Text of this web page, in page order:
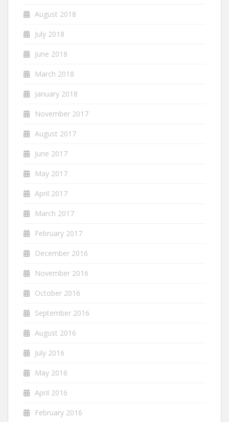
August 2018
July 2018
June 2018
March 2018
January 2018
November 2017
August 2017
June 2017
May 2017
April 2017
March 2017
February 2017
December 2016
November 2016
October 2016
September 2016
August 2016
July 2016
May 2016
April 2016
February 2016